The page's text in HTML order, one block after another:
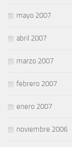
mayo 2007
abril 2007
marzo 2007
febrero 2007
enero 2007
noviembre 2006